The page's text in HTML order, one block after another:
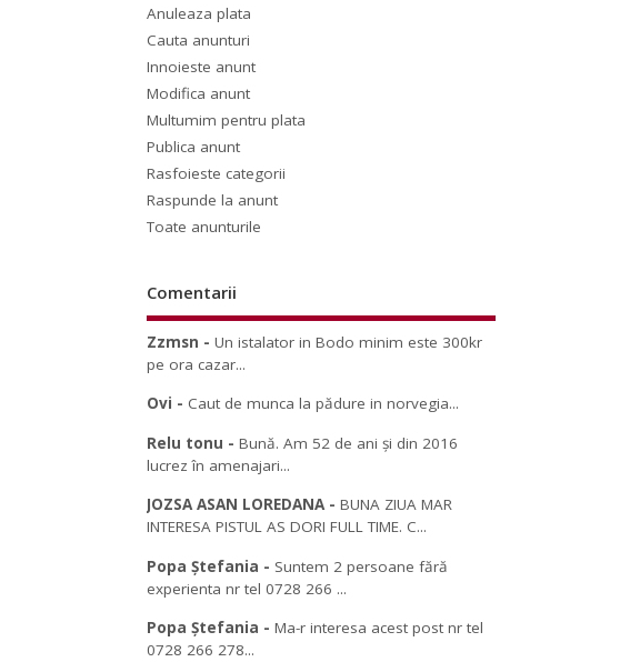
Anuleaza plata
Cauta anunturi
Innoieste anunt
Modifica anunt
Multumim pentru plata
Publica anunt
Rasfoieste categorii
Raspunde la anunt
Toate anunturile
Comentarii
Zzmsn -Un istalator in Bodo minim este 300kr
pe ora cazar...
Ovi - Caut de munca la pădure in norvegia...
Relu tonu -Bună. Am 52 de ani și din 2016
lucrez în amenajari...
JOZSA ASAN LOREDANA-BUNA ZIUA MAR
INTERESA PISTUL AS DORI FULL TIME. C...
Popa Ștefania - Suntem 2 persoane fără
experienta nr tel 0728 266 ...
Popa Ștefania -Ma-r interesa acest post nr tel
0728 266 278...